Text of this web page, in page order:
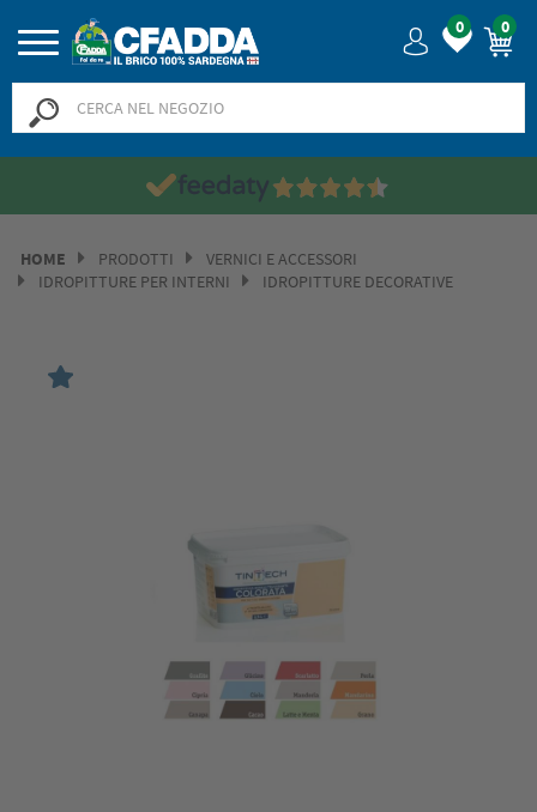
0 0
HOME PRODOTTI
VERNICI E ACCESSORI
IDROPITTURE PER INTERNI
IDROPITTURE DECORATIVE